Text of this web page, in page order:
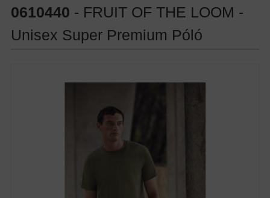
0610440 - FRUIT OF THE LOOM -
Unisex Super Premium Póló